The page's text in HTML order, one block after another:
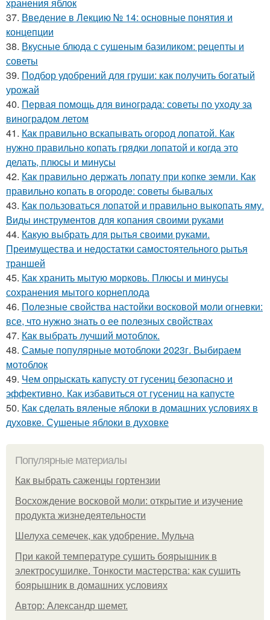
хранения яблок
37. Введение в Лекцию № 14: основные понятия и
концепции
38. Вкусные блюда с сушеным базиликом: рецепты и
советы
39. Подбор удобрений для груши: как получить богатый
урожай
40. Первая помощь для винограда: советы по уходу за
виноградом летом
41. Как правильно вскапывать огород лопатой. Как
нужно правильно копать грядки лопатой и когда это
делать, плюсы и минусы
42. Как правильно держать лопату при копке земли. Как
правильно копать в огороде: советы бывалых
43. Как пользоваться лопатой и правильно выкопать яму.
Виды инструментов для копания своими руками
44. Какую выбрать для рытья своими руками.
Преимущества и недостатки самостоятельного рытья
траншей
45. Как хранить мытую морковь. Плюсы и минусы
сохранения мытого корнеплода
46. Полезные свойства настойки восковой моли огневки:
все, что нужно знать о ее полезных свойствах
47. Как выбрать лучший мотоблок.
48. Самые популярные мотоблоки 2023г. Выбираем
мотоблок
49. Чем опрыскать капусту от гусениц безопасно и
эффективно. Как избавиться от гусениц на капусте
50. Как сделать вяленые яблоки в домашних условиях в
духовке. Сушеные яблоки в духовке
Популярные материалы
Как выбрать саженцы гортензии
Восхождение восковой моли: открытие и изучение
продукта жизнедеятельности
Шелуха семечек, как удобрение. Мульча
При какой температуре сушить боярышник в
электросушилке. Тонкости мастерства: как сушить
боярышник в домашних условиях
Автор: Александр шемет.